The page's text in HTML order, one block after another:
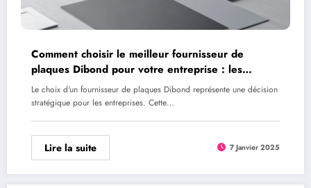
Comment choisir le meilleur fournisseur de
plaques Dibond pour votre entreprise : les
indicateurs de fiabilite a surveiller
Le choix d'un fournisseur de plaques Dibond représente une décision
stratégique pour les entreprises. Cette…
Lire la suite 7 Janvier 2025